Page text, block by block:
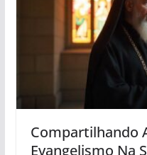
Compartilhando
Evangelismo Na